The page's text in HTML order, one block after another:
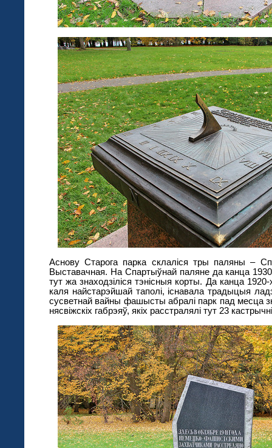
Аснову Старога парка склаліся тры паляны –
Выставачная. На Спартыўнай паляне да канца
тут жа знаходзіліся тэнісныя корты. Да канца
каля найстарэйшай таполі, існавала традыцыя
сусветнай вайны фашысты абралі парк пад месца
нясвіжскіх габрэяў, якіх расстралялі тут 23